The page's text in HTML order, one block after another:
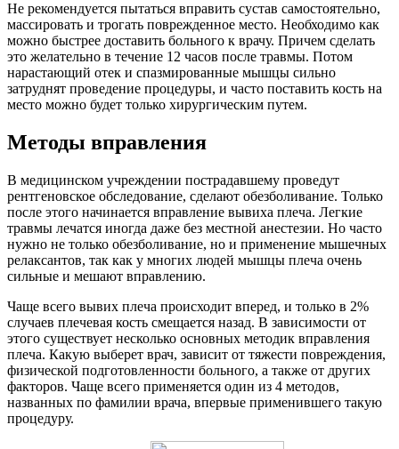
Не рекомендуется пытаться вправить сустав самостоятельно,
массировать и трогать поврежденное место. Необходимо как
можно быстрее доставить больного к врачу. Причем сделать
это желательно в течение 12 часов после травмы. Потом
нарастающий отек и спазмированные мышцы сильно
затруднят проведение процедуры, и часто поставить кость на
место можно будет только хирургическим путем.
Методы вправления
В медицинском учреждении пострадавшему проведут
рентгеновское обследование, сделают обезболивание. Только
после этого начинается вправление вывиха плеча. Легкие
травмы лечатся иногда даже без местной анестезии. Но часто
нужно не только обезболивание, но и применение мышечных
релаксантов, так как у многих людей мышцы плеча очень
сильные и мешают вправлению.
Чаще всего вывих плеча происходит вперед, и только в 2%
случаев плечевая кость смещается назад. В зависимости от
этого существует несколько основных методик вправления
плеча. Какую выберет врач, зависит от тяжести повреждения,
физической подготовленности больного, а также от других
факторов. Чаще всего применяется один из 4 методов,
названных по фамилии врача, впервые применившего такую
процедуру.